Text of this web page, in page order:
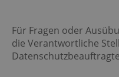
Für Fragen oder
die Verantwortliche